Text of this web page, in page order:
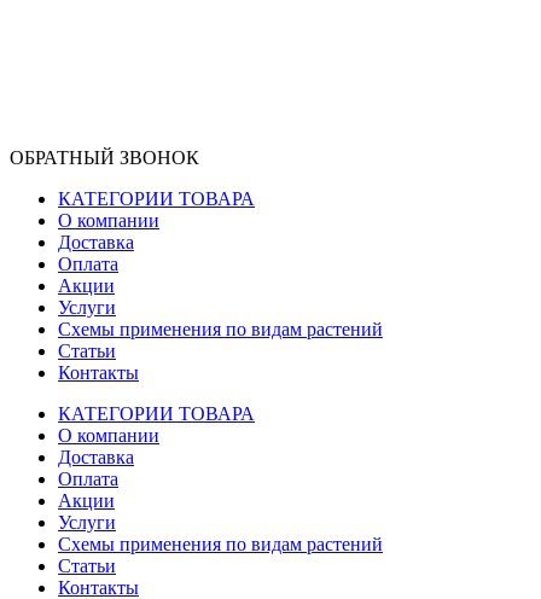
ОБРАТНЫЙ ЗВОНОК
КАТЕГОРИИ ТОВАРА
О компании
Доставка
Оплата
Акции
Услуги
Схемы применения по видам растений
Статьи
Контакты
КАТЕГОРИИ ТОВАРА
О компании
Доставка
Оплата
Акции
Услуги
Схемы применения по видам растений
Статьи
Контакты